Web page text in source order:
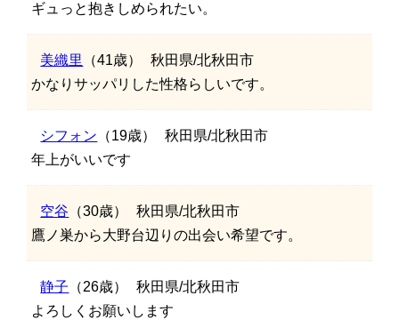
ギュっと抱きしめられたい。
美織里 （41歳）
秋田県/北秋田市
かなりサッパリした性格らしいです。
シフォン （19歳）
秋田県/北秋田市
年上がいいです
空谷 （30歳）
秋田県/北秋田市
鷹ノ巣から大野台辺りの出会い希望です。
静子 （26歳）
秋田県/北秋田市
よろしくお願いします